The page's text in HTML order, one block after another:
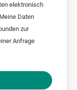
elektronisch
Daten
zur
Anfrage